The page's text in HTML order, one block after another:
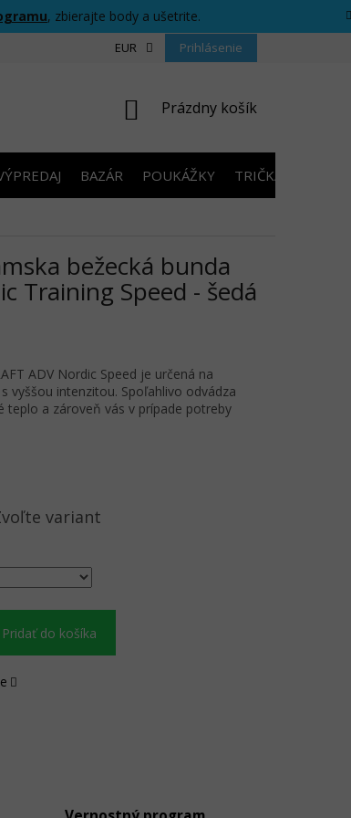
, zbierajte body a ušetrite.
FORMULÁR PRE ODSTÚPENIE OD ZMLUVY
EUR Prihlásenie
NÁKUPNÝ
Prázdny košík
BAZÁR POUKÁŽKY TRIČKÁ S
bežecká bunda
Training Speed - šedá
variant
Pridať do košíka
ADV Nordic Speed je určená na
vyššou intenzitou. Spoľahlivo odvádza
teplo a zároveň vás v prípade potreby